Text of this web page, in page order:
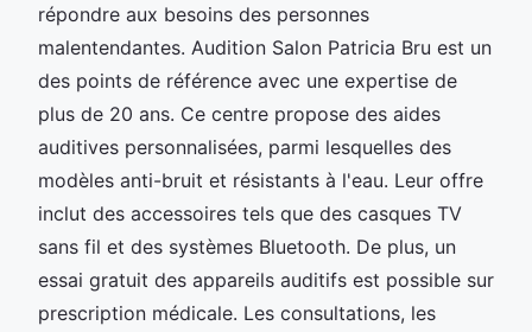
répondre aux besoins des personnes
malentendantes. Audition Salon Patricia Bru est un
des points de référence avec une expertise de
plus de 20 ans. Ce centre propose des aides
auditives personnalisées, parmi lesquelles des
modèles anti-bruit et résistants à l'eau. Leur offre
inclut des accessoires tels que des casques TV
sans fil et des systèmes Bluetooth. De plus, un
essai gratuit des appareils auditifs est possible sur
prescription médicale. Les consultations, les